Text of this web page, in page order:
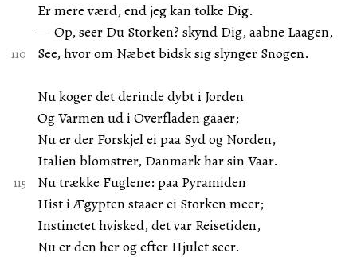
Er mere værd, end jeg kan tolke Dig.
— Op, seer Du Storken? skynd Dig, aabne Laagen,
See, hvor om Næbet bidsk sig slynger Snogen.
Nu koger det derinde dybt i Jorden
Og Varmen ud i Overfladen gaaer;
Nu er der Forskjel ei paa Syd og Norden,
Italien blomstrer, Danmark har sin Vaar.
Nu trække Fuglene: paa Pyramiden
Hist i Ægypten staaer ei Storken meer;
Instinctet hvisked, det var Reisetiden,
Nu er den her og efter Hjulet seer.